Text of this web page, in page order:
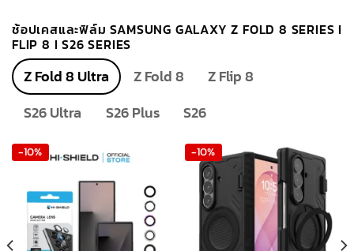
ช้อปเคสและฟิล์ม SAMSUNG GALAXY Z FOLD 8 SERIES I
FLIP 8 I S26 SERIES
Z Fold 8 Ultra Z Fold 8
Z Flip 8
S26 Ultra
S26 Plus S26
-10% -10%